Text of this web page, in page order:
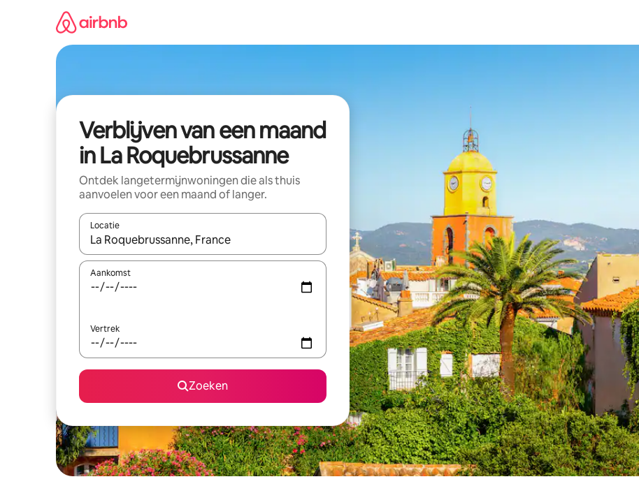
Verblijven van een maand
in La Roquebrussanne
Ontdek langetermijnwoningen die als thuis
aanvoelen voor een maand of langer.
Locatie
Wanneer er resultaten beschikbaar zijn, maak je een keuze met je de pijltjestoetsen omhoog en omlaag, óf door te tikken
Aankomst
Vertrek
Zoeken